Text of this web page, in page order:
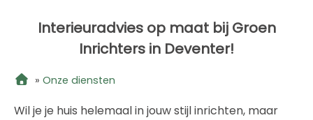
Interieuradvies op maat bij Groen
Inrichters in Deventer!
» Onze diensten
Wil je je huis helemaal in jouw stijl inrichten, maar